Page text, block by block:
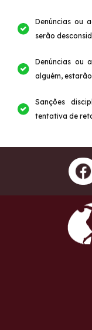
Denúncias ou
serão
Denúncias ou
alguém,
Sanções
tentativa de